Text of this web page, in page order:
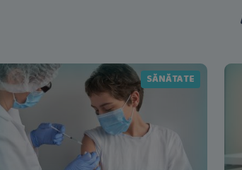
SĂNĂTATE